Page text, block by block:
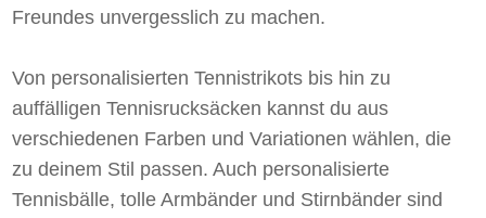
Freundes unvergesslich zu machen.
Von personalisierten Tennistrikots bis hin zu
auffälligen Tennisrucksäcken kannst du aus
verschiedenen Farben und Variationen wählen, die
zu deinem Stil passen. Auch personalisierte
Tennisbälle, tolle Armbänder und Stirnbänder sind